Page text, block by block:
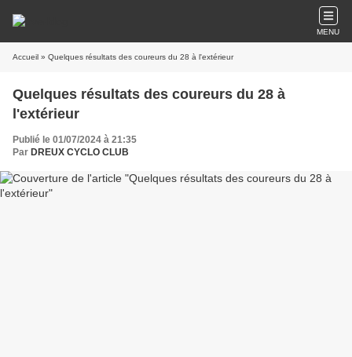
MENU
Accueil » Quelques résultats des coureurs du 28 à l'extérieur
Quelques résultats des coureurs du 28 à
l'extérieur
Publié le 01/07/2024 à 21:35
Par DREUX CYCLO CLUB